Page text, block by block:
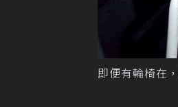
即便有輪椅在